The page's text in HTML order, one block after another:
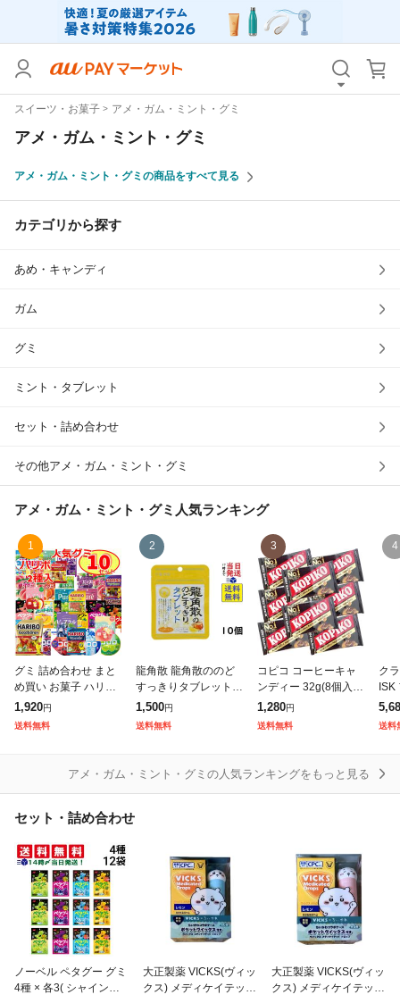
スイーツ・お菓子 アメ・ガム・ミント・グミ
アメ・ガム・ミント・グミ
アメ・ガム・ミント・グミの商品をすべて見る
カテゴリから探す
あめ・キャンディ
ガム
グミ
ミント・タブレット
セット・詰め合わせ
その他アメ・ガム・ミント・グミ
アメ・ガム・ミント・グミ 人気ランキング
1
グミ 詰め合わせ まと
め買い お菓子 ハリボ
ー コロロ ピュレ 果汁
10種類 詰合せ セット
1,920円
送料無料
2
龍角散 龍角散ののど
すっきりタブレットハ
ニーレモン味 10.4g ×
10個 賞味期限2027/0
1,500円
送料無料
3
コピコ コーヒーキャ
ンディー 32g(8個入) x
8袋セット ブリスター
パック KOPIKO Coffe
1,280円
送料無料
4
ク
ッ
送料
アメ・ガム・ミント・グミの人気ランキングをもっと見る
セット・詰め合わせ
ノーベル ペタグー グミ
4種 × 各3( シャインマ
大正製薬 VICKS(ヴィッ
クス) メディケイテッド
大正製薬 VICKS(ヴィッ
クス) メディケイテッド
カテゴリ すべて
価格
Pontaパス特典対象すべて
除外ワード